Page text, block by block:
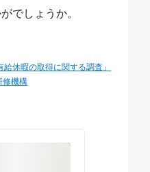
でしょうか。
休暇の取得に関する調査」
修機構